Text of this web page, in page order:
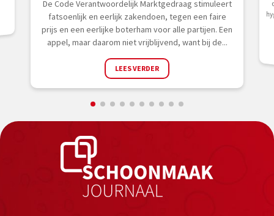
De Code Verantwoordelijk Marktgedraag stimuleert
fatsoenlijk en eerlijk zakendoen, tegen een faire
prijs en een eerlijke boterham voor alle partijen. Een
appel, maar daarom niet vrijblijvend, want bij de...
LEES VERDER